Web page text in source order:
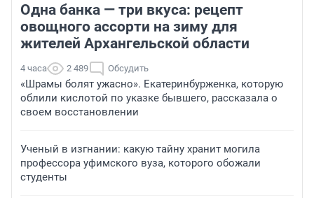
Одна банка — три вкуса: рецепт
овощного ассорти на зиму для
жителей Архангельской области
4 часа 2 489 Обсудить
«Шрамы болят ужасно». Екатеринбурженка, которую
облили кислотой по указке бывшего, рассказала о
своем восстановлении
Ученый в изгнании: какую тайну хранит могила
профессора уфимского вуза, которого обожали
студенты